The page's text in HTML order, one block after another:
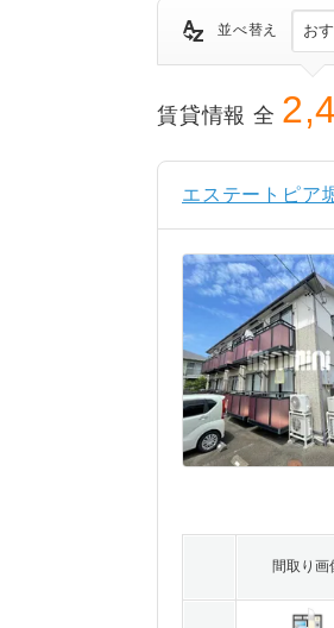
並べ替え
賃貸情報 全
エステートピア
間取り画